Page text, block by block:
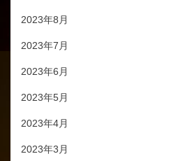
2023年8月
2023年7月
2023年6月
2023年5月
2023年4月
2023年3月